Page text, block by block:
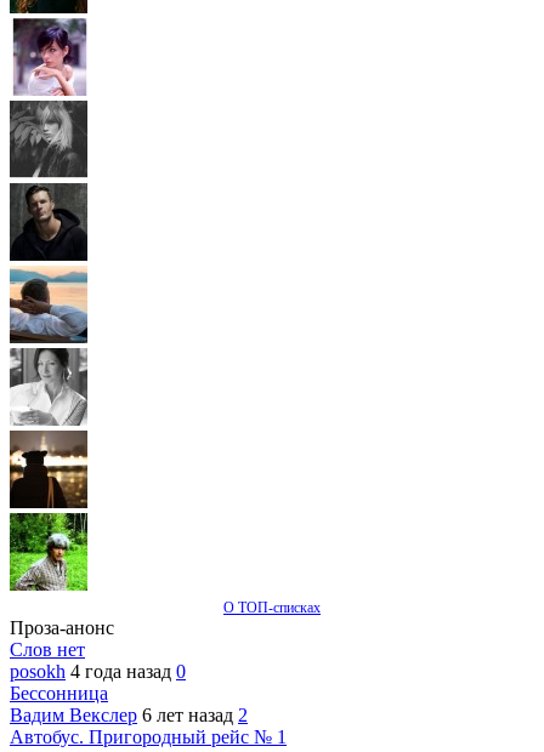
О ТОП-списках
Проза-анонс
Слов нет
posokh 4 года назад 0
Бессонница
Вадим Векслер 6 лет назад 2
Автобус. Пригородный рейс № 1